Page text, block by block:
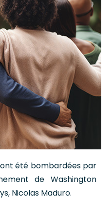
ont été bombardées par
de Washington
Nicolas Maduro.